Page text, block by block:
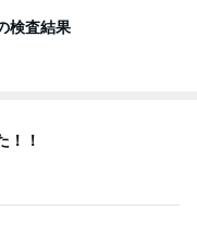
検査結果
！！